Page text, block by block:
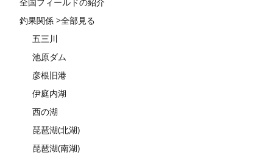
釣果関係 >全部見る
五三川
池原ダム
彦根旧港
伊庭内湖
西の湖
琵琶湖(北湖)
琵琶湖(南湖)